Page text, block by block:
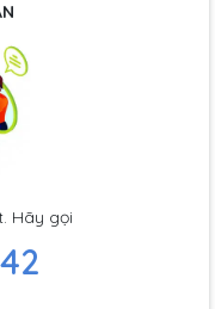
Hãy gọi